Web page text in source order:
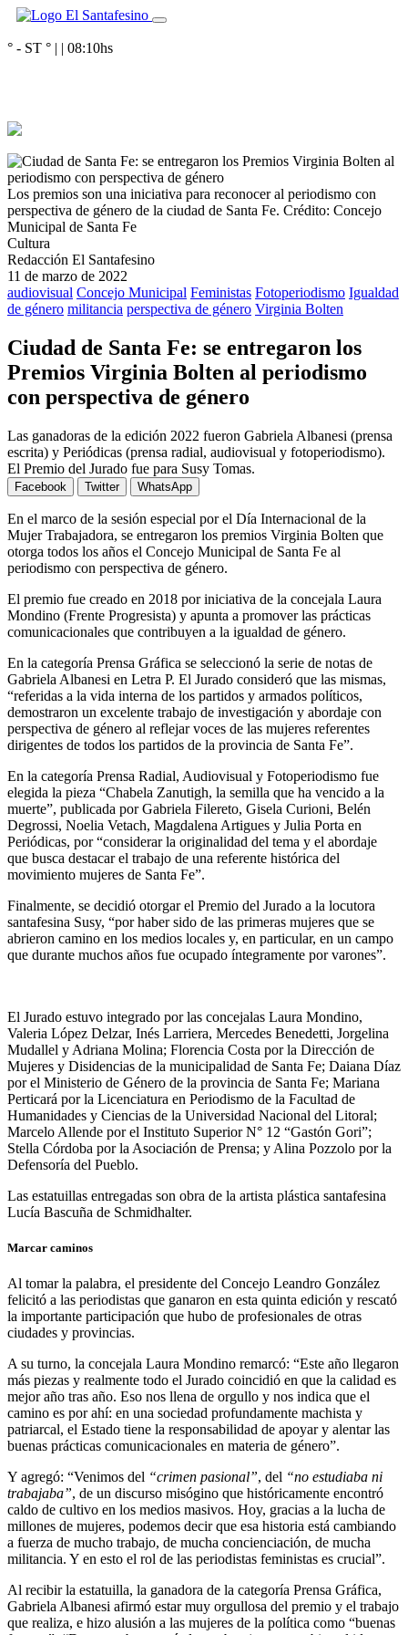
° - ST ° | | 08:10hs
Los premios son una iniciativa para reconocer al periodismo con
perspectiva de género de la ciudad de Santa Fe. Crédito: Concejo
Municipal de Santa Fe
Cultura
Redacción El Santafesino
11 de marzo de 2022
audiovisual Concejo Municipal Feministas Fotoperiodismo Igualdad
de género militancia perspectiva de género Virginia Bolten
Ciudad de Santa Fe: se entregaron los
Premios Virginia Bolten al periodismo
con perspectiva de género
Las ganadoras de la edición 2022 fueron Gabriela Albanesi (prensa
escrita) y Periódicas (prensa radial, audiovisual y fotoperiodismo).
El Premio del Jurado fue para Susy Tomas.
Facebook Twitter WhatsApp
En el marco de la sesión especial por el Día Internacional de la
Mujer Trabajadora, se entregaron los premios Virginia Bolten que
otorga todos los años el Concejo Municipal de Santa Fe al
periodismo con perspectiva de género.
El premio fue creado en 2018 por iniciativa de la concejala Laura
Mondino (Frente Progresista) y apunta a promover las prácticas
comunicacionales que contribuyen a la igualdad de género.
En la categoría Prensa Gráfica se seleccionó la serie de notas de
Gabriela Albanesi en Letra P. El Jurado consideró que las mismas,
“referidas a la vida interna de los partidos y armados políticos,
demostraron un excelente trabajo de investigación y abordaje con
perspectiva de género al reflejar voces de las mujeres referentes
dirigentes de todos los partidos de la provincia de Santa Fe”.
En la categoría Prensa Radial, Audiovisual y Fotoperiodismo fue
elegida la pieza “Chabela Zanutigh, la semilla que ha vencido a la
muerte”, publicada por Gabriela Filereto, Gisela Curioni, Belén
Degrossi, Noelia Vetach, Magdalena Artigues y Julia Porta en
Periódicas, por “considerar la originalidad del tema y el abordaje
que busca destacar el trabajo de una referente histórica del
movimiento mujeres de Santa Fe”.
Finalmente, se decidió otorgar el Premio del Jurado a la locutora
santafesina Susy, “por haber sido de las primeras mujeres que se
abrieron camino en los medios locales y, en particular, en un campo
que durante muchos años fue ocupado íntegramente por varones”.
El Jurado estuvo integrado por las concejalas Laura Mondino,
Valeria López Delzar, Inés Larriera, Mercedes Benedetti, Jorgelina
Mudallel y Adriana Molina; Florencia Costa por la Dirección de
Mujeres y Disidencias de la municipalidad de Santa Fe; Daiana Díaz
por el Ministerio de Género de la provincia de Santa Fe; Mariana
Perticará por la Licenciatura en Periodismo de la Facultad de
Humanidades y Ciencias de la Universidad Nacional del Litoral;
Marcelo Allende por el Instituto Superior N° 12 “Gastón Gori”;
Stella Córdoba por la Asociación de Prensa; y Alina Pozzolo por la
Defensoría del Pueblo.
Las estatuillas entregadas son obra de la artista plástica santafesina
Lucía Bascuña de Schmidhalter.
Marcar caminos
Al tomar la palabra, el presidente del Concejo Leandro González
felicitó a las periodistas que ganaron en esta quinta edición y rescató
la importante participación que hubo de profesionales de otras
ciudades y provincias.
A su turno, la concejala Laura Mondino remarcó: “Este año llegaron
más piezas y realmente todo el Jurado coincidió en que la calidad es
mejor año tras año. Eso nos llena de orgullo y nos indica que el
camino es por ahí: en una sociedad profundamente machista y
patriarcal, el Estado tiene la responsabilidad de apoyar y alentar las
buenas prácticas comunicacionales en materia de género”.
Y agregó: “Venimos del “crimen pasional”, del “no estudiaba ni
trabajaba”, de un discurso misógino que históricamente encontró
caldo de cultivo en los medios masivos. Hoy, gracias a la lucha de
millones de mujeres, podemos decir que esa historia está cambiando
a fuerza de mucho trabajo, de mucha concienciación, de mucha
militancia. Y en esto el rol de las periodistas feministas es crucial”.
Al recibir la estatuilla, la ganadora de la categoría Prensa Gráfica,
Gabriela Albanesi afirmó estar muy orgullosa del premio y el trabajo
que realiza, e hizo alusión a las mujeres de la política como “buenas